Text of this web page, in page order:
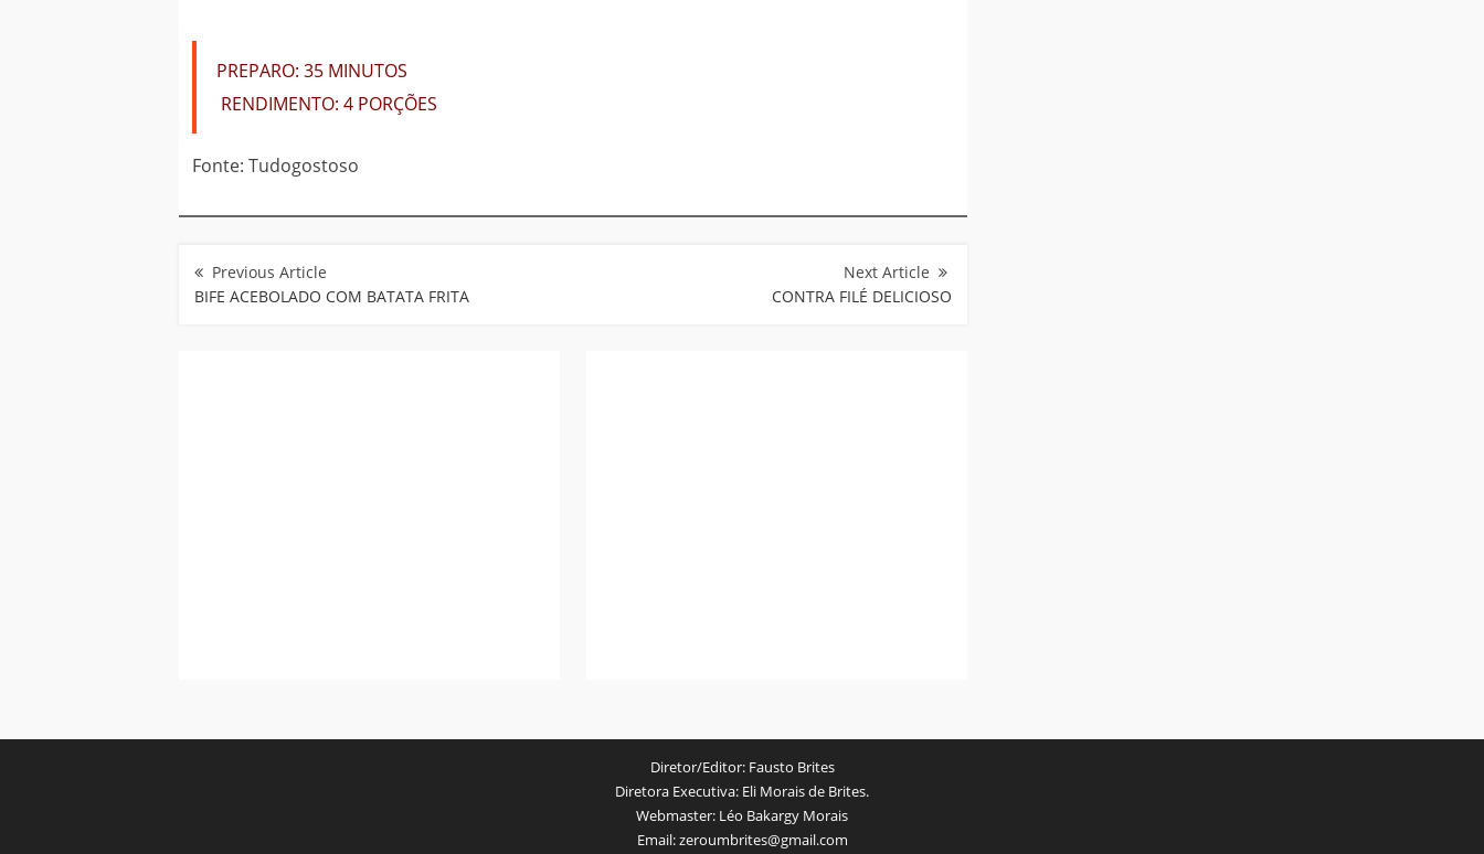
PREPARO: 35 MINUTOS
RENDIMENTO: 4 PORÇÕES
Fonte: Tudogostoso
de
Post
BIFE ACEBOLADO COM BATATA FRITA CONTRA FILÉ DELICIOSO
Diretor/Editor:Fausto Brites
Diretora Executiva: Eli Morais de Brites.
Webmaster: Léo Bakargy Morais
Email:zeroumbrites@gmail.com